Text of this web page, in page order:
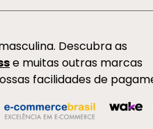
Descubra as
e muitas outras marcas
facilidades de